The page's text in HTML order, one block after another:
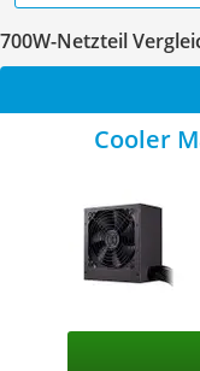
700W-Netzteil
Cooler